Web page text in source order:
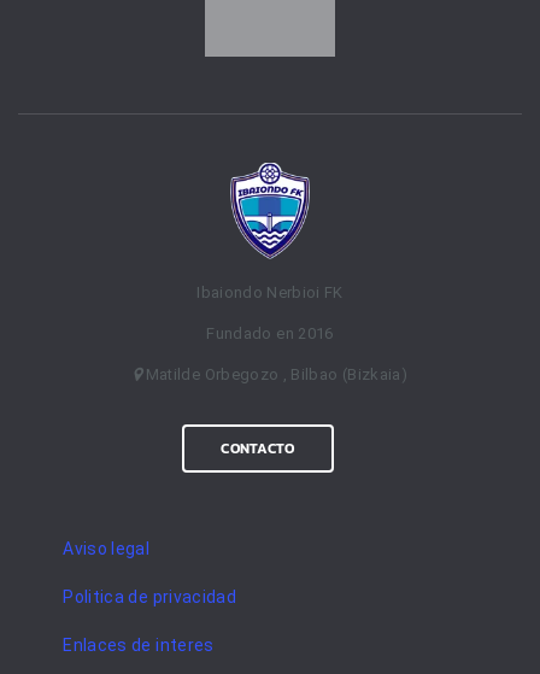
Ibaiondo Nerbioi FK
Fundado en 2016
Matilde Orbegozo , Bilbao (Bizkaia)
CONTACTO
Aviso legal
Politica de privacidad
Enlaces de interes